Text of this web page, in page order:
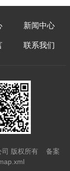
新闻中心
联系我们
司 版权所有备案